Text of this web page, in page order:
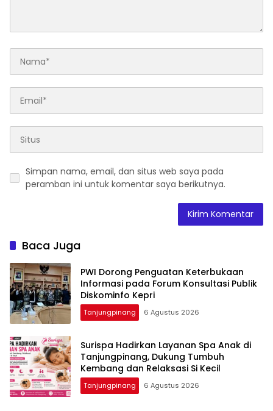
Simpan nama, email, dan situs web saya pada
peramban ini untuk komentar saya berikutnya.
Baca Juga
PWI Dorong Penguatan Keterbukaan
Informasi pada Forum Konsultasi Publik
Diskominfo Kepri
Tanjungpinang 6 Agustus 2026
Surispa Hadirkan Layanan Spa Anak di
Tanjungpinang, Dukung Tumbuh
Kembang dan Relaksasi Si Kecil
Tanjungpinang 6 Agustus 2026